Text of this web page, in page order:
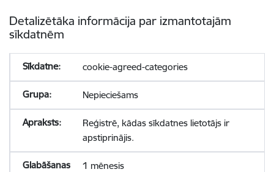
Detalizētāka informācija par izmantotajām
sīkdatnēm
cookie-agreed-categories
Nepieciešams
Reģistrē, kādas sīkdatnes lietotājs ir
apstiprinājis.
1 mēnesis